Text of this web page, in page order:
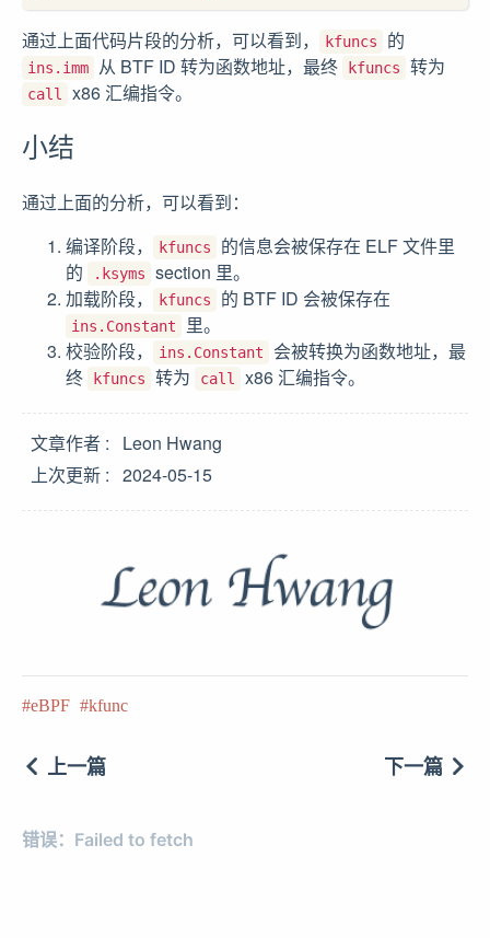
通过上面代码片段的分析，可以看到， kfuncs 的
ins.imm 从 BTF ID 转为函数地址，最终 kfuncs 转为
call x86 汇编指令。
小结
通过上面的分析，可以看到：
编译阶段，
kfuncs
的信息会被保存在 ELF 文件里
的
.ksyms
section 里。
加载阶段，
kfuncs 的 BTF ID 会被保存在
ins.Constant
里。
校验阶段，
ins.Constant
会被转换为函数地址，最
终
kfuncs 转为 call x86 汇编指令。
文章作者
Leon Hwang
上次更新
2024-05-15
eBPF kfunc
上一篇 下一篇